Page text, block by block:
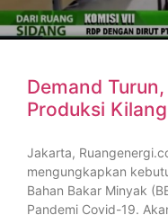
Demand
Produksi
Jakarta,
mengungkapkan
Bahan Bakar Minyak
Pandemi Covid-19.